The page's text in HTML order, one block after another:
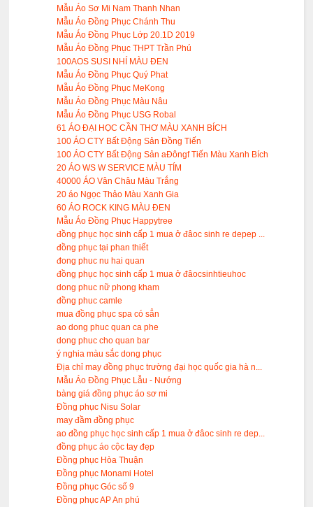
Mẫu Áo Sơ Mi Nam Thanh Nhan
Mẫu Áo Đồng Phục Chánh Thu
Mẫu Áo Đồng Phục Lớp 20.1D 2019
Mẫu Áo Đồng Phục THPT Trần Phú
100AOS SUSI NHÍ MÀU ĐEN
Mẫu Áo Đồng Phục Quý Phat
Mẫu Áo Đồng Phục MeKong
Mẫu Áo Đồng Phục Màu Nâu
Mẫu Áo Đồng Phục USG Robal
61 ÁO ĐẠI HỌC CẦN THƠ MÀU XANH BÍCH
100 ÁO CTY Bất Động Sản Đồng Tiến
100 ÁO CTY Bất Động Sản aĐôngf Tiến Màu Xanh Bích
20 ÁO WS W SERVICE MÀU TÍM
40000 ÁO Vân Châu Màu Trắng
20 áo Ngọc Thảo Màu Xanh Gia
60 ÁO ROCK KING MÀU ĐEN
Mẫu Áo Đồng Phục Happytree
đồng phục học sinh cấp 1 mua ở đâoc sinh re depep ...
đồng phục tại phan thiết
đong phuc nu hai quan
đồng phục học sinh cấp 1 mua ở đâocsinhtieuhoc
dong phuc nữ phong kham
đồng phuc camle
mua đồng phục spa có sẳn
ao dong phuc quan ca phe
dong phuc cho quan bar
ý nghia màu sắc dong phục
Địa chỉ may đồng phục trường đại học quốc gia hà n...
Mẫu Áo Đồng Phục Lẫu - Nướng
bàng giá đồng phục áo sơ mi
Đồng phục Nisu Solar
may đầm đồng phục
ao đồng phục học sinh cấp 1 mua ở đâoc sinh re dep...
đồng phục áo cộc tay đẹp
Đồng phục Hòa Thuận
Đồng phục Monami Hotel
Đồng phục Góc số 9
Đồng phục AP An phú